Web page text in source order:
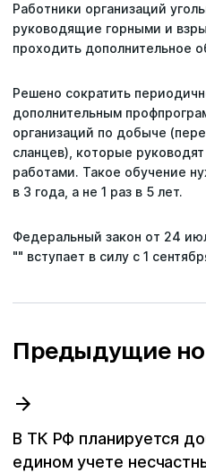
Топ-проекты
Статьи
Репутация
Работники организаций
руководящие горными и
проходить дополнительное
Решено сократить
дополнительным
организаций по добыче
сланцев), которые
работами. Такое обучение
в 3 года, а не 1 раз в 5 лет.
Федеральный закон от 24
"" вступает в силу с 1
Предыдущие
В ТК РФ планируется
едином учете